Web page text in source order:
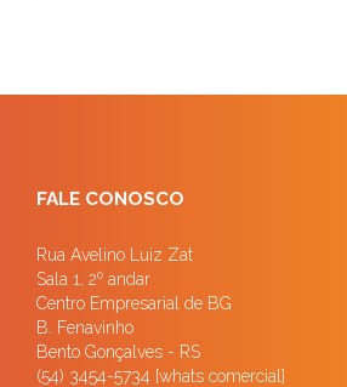
FALE CONOSCO
Rua Avelino Luiz Zat
Sala 1, 2º andar
Centro Empresarial de BG
B. Fenavinho
Bento Gonçalves - RS
(54) 3454-5734 [whats comercial]